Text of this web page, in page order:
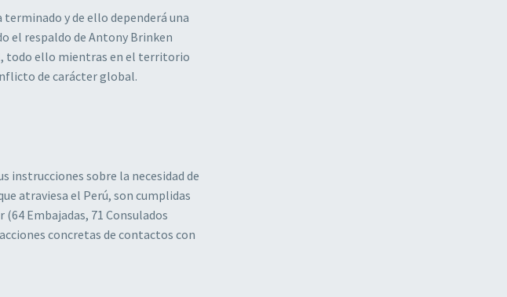
y de ello dependerá una
el respaldo de Antony Brinken
todo ello mientras en el territorio
de carácter global.
instrucciones sobre la necesidad de
atraviesa el Perú, son cumplidas
Embajadas, 71 Consulados
concretas de contactos con